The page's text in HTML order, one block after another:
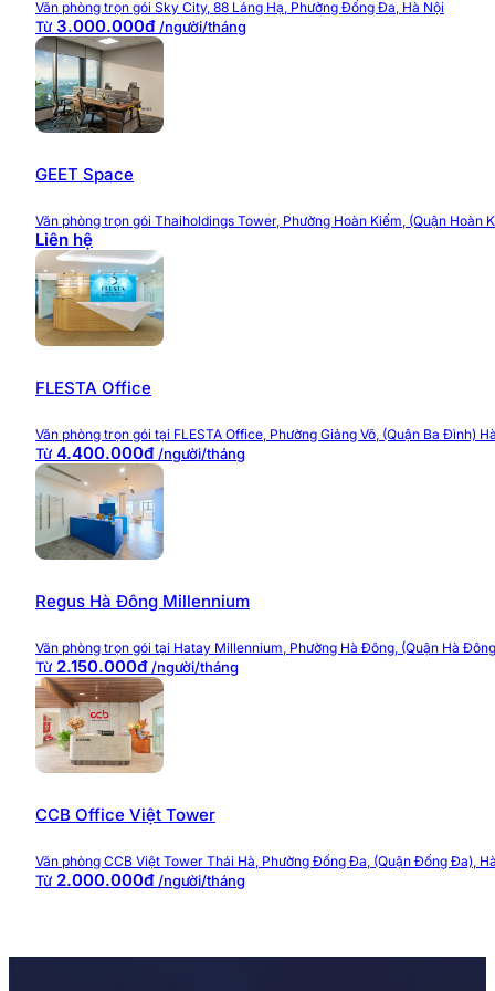
Vị trí văn phòng trọn gói Toong
Toong Hoàng Đạo Thúy
thống dịch vụ tiện ích trọn vẹn bao gồm từ ngân
đang kiếm tìm một văn phòng việc hiệu quả và thuận
phòng cho thuê & chung cư, các khu ăn uống, ngân
hảo để các khách hàng, doanh nghiệp giao thương và
Thiết kế văn phòng trọn gói
Văn phòng trọn gói Sky City, 88 Láng Hạ, Phường Đống Đa, Hà Nội
Từ 3.000.000đ /người/tháng
GEET Space
Văn phòng trọn gói Thaiholdings Tower, Phường Hoàn Kiếm, (Quận Hoàn
Liên hệ
FLESTA Office
Văn phòng trọn gói tại FLESTA Office, Phường Giảng Võ, (Quận Ba Đình)
Từ 4.400.000đ/người/tháng
Regus Hà Đông Millennium
Văn phòng trọn gói tại Hatay Millennium, Phường Hà Đông, (Quận Hà
Từ 2.150.000đ/người/tháng
CCB Office Việt Tower
Văn phòng CCB Việt Tower Thái Hà, Phường Đống Đa, (Quận Đống Đa),
Từ 2.000.000đ/người/tháng